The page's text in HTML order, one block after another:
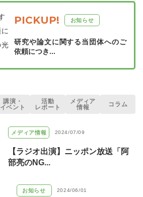
PICKUP! お知らせ
研究や論文に関する当団体へのご
依頼につき...
講演・
イベント
活動
レポート
メディア
情報
コラム
メディア情報 2024/07/09
【ラジオ出演】ニッポン放送「阿
部亮のNG...
お知らせ 2024/06/01